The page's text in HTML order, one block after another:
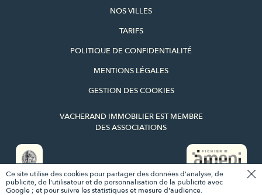
CE BIEN VOUS INTÉRESSE ?
NOS VILLES
TARIFS
POLITIQUE DE CONFIDENTIALITÉ
MENTIONS LÉGALES
GESTION DES COOKIES
VACHERAND IMMOBILIER EST MEMBRE
DES ASSOCIATIONS
Ce site utilise des cookies pour partager des données d'analyse, de
publicité, de l'utilisateur et de personnalisation de la publicité avec
Google ; et pour suivre les statistiques et mesure d'audience.